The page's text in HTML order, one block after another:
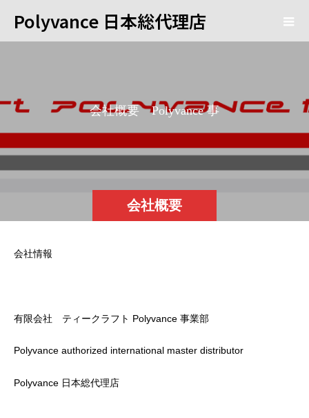
Polyvance 日本総代理店
会社概要
会社概要 Polyvance 事業部
会社情報
有限会社 ティークラフト Polyvance 事業部
Polyvance authorized international master distributor
Polyvance 日本総代理店